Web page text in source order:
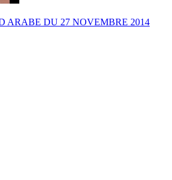
ARABE DU 27 NOVEMBRE 2014